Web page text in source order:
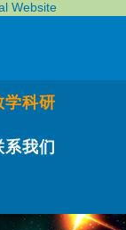
Website
学科研
系我们